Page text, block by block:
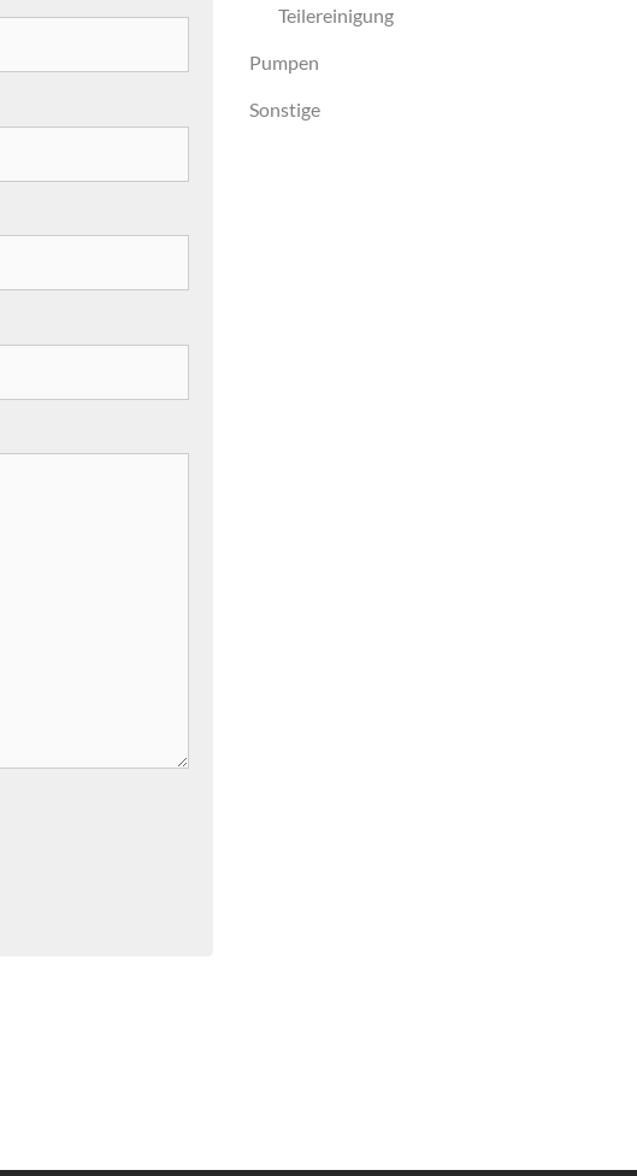
Teilereinigung
Pumpen
Sonstige